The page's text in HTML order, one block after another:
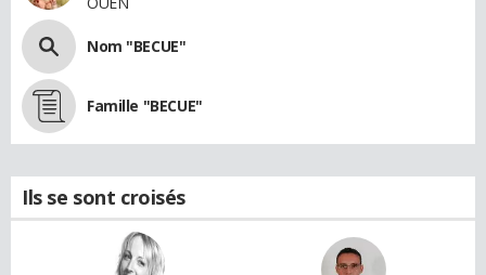
Nom "BECUE"
Famille "BECUE"
Ils se sont croisés